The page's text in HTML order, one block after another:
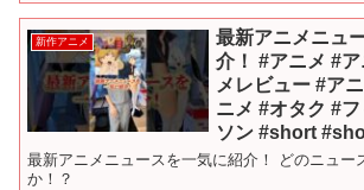
新作アニメ
最新アニメニュ
介！ #アニメ #
メレビュー #ア
ニメ #オタク #
ソン #short
最新アニメニュースを一気に紹介！ どのニュー
か！？